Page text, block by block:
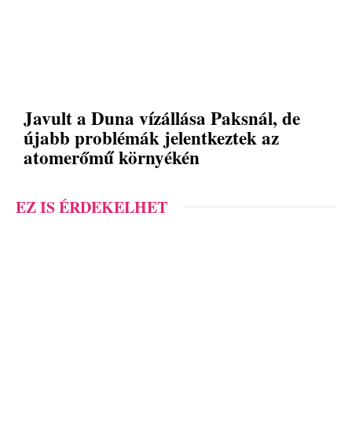
Javult a Duna vízállása Paksnál, de
újabb problémák jelentkeztek az
atomerőmű környékén
EZ IS ÉRDEKELHET